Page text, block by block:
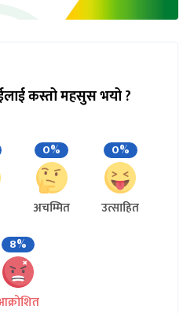
कस्तो महसुस भयो ?
0%
अचम्मित
0%
उत्साहित
8%